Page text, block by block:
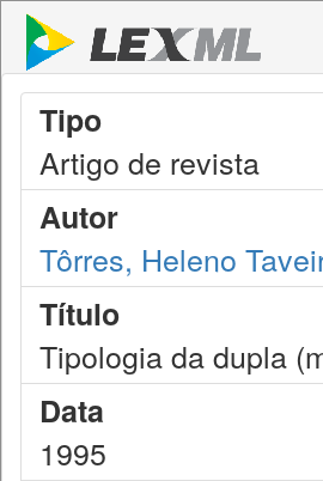
Tipo
Artigo de revista
Autor
Tôrres, Heleno
Título
Tipologia da dupla
Data
1995